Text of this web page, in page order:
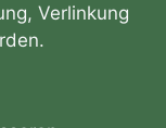
Verlinkung